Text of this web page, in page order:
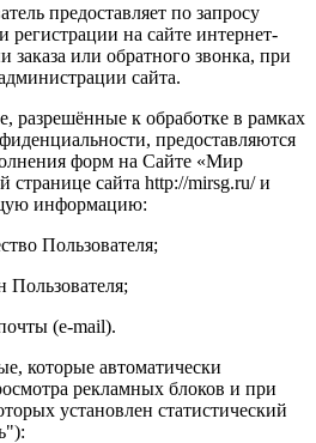
предоставляет по запросу
на сайте интернет-
заказа или обратного звонка, при
сайта.
разрешённые к обработке в рамках
предоставляются
форм на Сайте «Мир
странице сайта http://mirsg.ru/ и
информацию:
Пользователя;
Пользователя;
(e-mail).
которые автоматически
рекламных блоков и при
установлен статистический